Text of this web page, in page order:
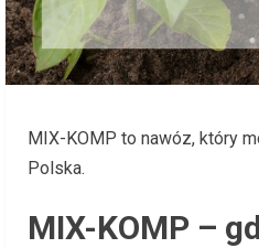
MIX-KOMP to nawóz, który
Polska.
MIX-KOMP –